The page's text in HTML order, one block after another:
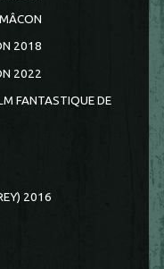
2018
2022
FANTASTIQUE DE
2016